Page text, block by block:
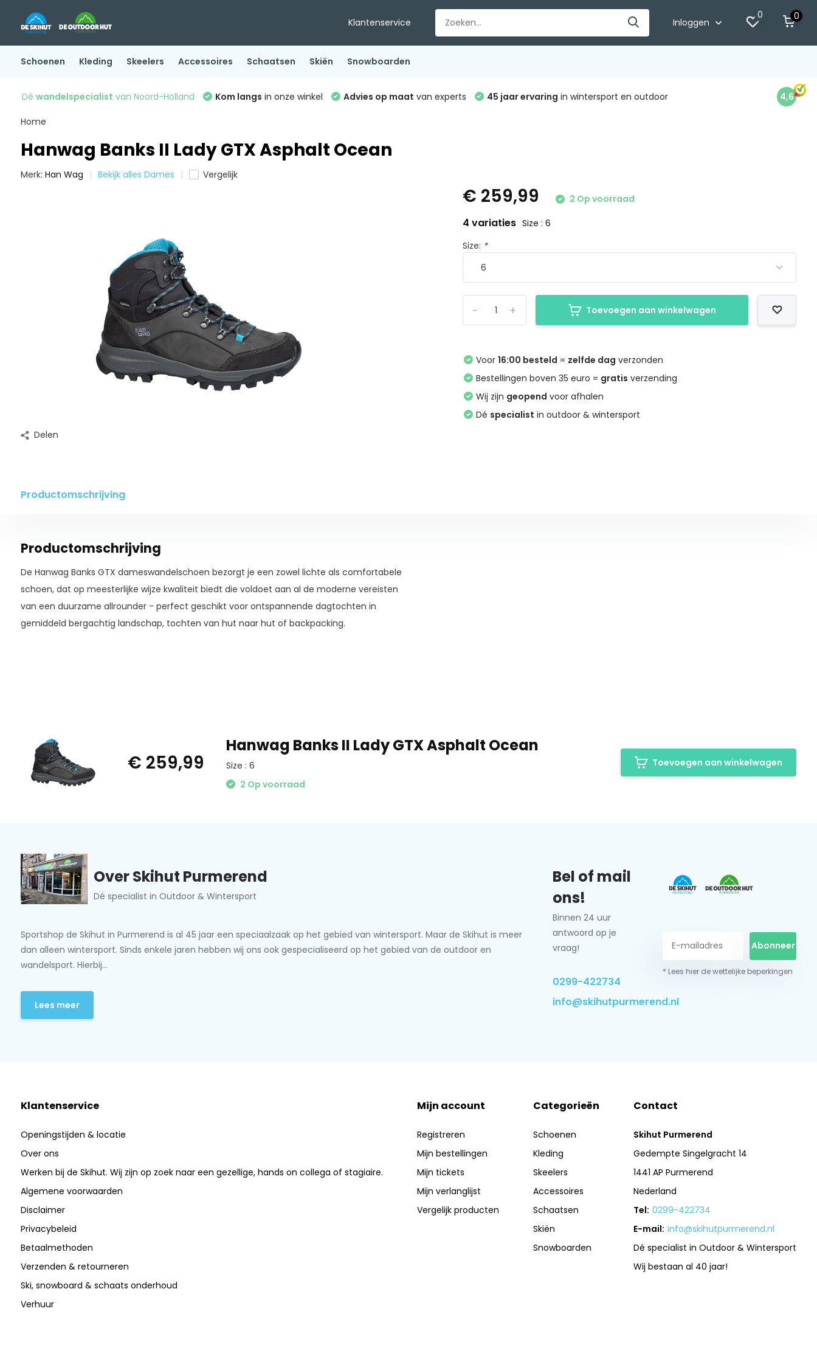
Klantenservice Inloggen
0 0
Schoenen Kleding Skeelers Accessoires Schaatsen Skiën Snowboarden
Dé wandelspecialist van Noord-Holland Kom langs in onze winkel Advies op maat van experts 45 jaar ervaring in wintersport en outdoor 4,6
Home
Hanwag Banks II Lady GTX Asphalt Ocean
Merk: Han Wag Bekijk alles Dames Vergelijk
Delen
€ 259,99 2 Op voorraad
4 variaties Size : 6
Size: *
+
- Toevoegen aan winkelwagen
Voor16:00 besteld = zelfde dag verzonden
Bestellingen boven 35 euro = gratis verzending
Wij zijn geopend voor afhalen
Dé specialist in outdoor & wintersport
Productomschrijving
Productomschrijving
De Hanwag Banks GTX dameswandelschoen bezorgt je een zowel lichte als comfortabele
schoen, dat op meesterlijke wijze kwaliteit biedt die voldoet aan al de moderne vereisten
van een duurzame allrounder - perfect geschikt voor ontspannende dagtochten in
gemiddeld bergachtig landschap, tochten van hut naar hut of backpacking.
€ 259,99
Hanwag Banks II Lady GTX Asphalt Ocean
Size : 6
2 Op voorraad
Toevoegen aan winkelwagen
Over Skihut Purmerend
Dé specialist in Outdoor & Wintersport
Sportshop de Skihut in Purmerend is al 45 jaar een speciaalzaak op het gebied van wintersport. Maar de Skihut is meer
dan alleen wintersport. Sinds enkele jaren hebben wij ons ook gespecialiseerd op het gebied van de outdoor en
wandelsport. Hierbij...
Lees meer
Bel of mail
ons!
Binnen 24 uur
antwoord op je
vraag!
0299-422734
info@skihutpurmerend.nl
Abonneer
* Lees hier de wettelijke beperkingen
Klantenservice
Openingstijden & locatie
Over ons
Werken bij de Skihut. Wij zijn op zoek naar een gezellige, hands on collega of stagiaire.
Algemene voorwaarden
Disclaimer
Privacybeleid
Betaalmethoden
Verzenden & retourneren
Ski, snowboard & schaats onderhoud
Verhuur
Mijn account
Registreren
Mijn bestellingen
Mijn tickets
Mijn verlanglijst
Vergelijk producten
Categorieën
Schoenen
Kleding
Skeelers
Accessoires
Schaatsen
Skiën
Snowboarden
Contact
Skihut Purmerend
Gedempte Singelgracht 14
1441 AP Purmerend
Nederland
Tel: 0299-422734
E-mail: info@skihutpurmerend.nl
Dé specialist in Outdoor & Wintersport
Wij bestaan al 40 jaar!